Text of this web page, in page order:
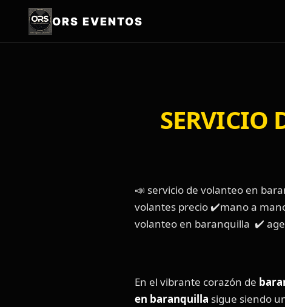
ORS EVENTOS
SERVICIO
📣 servicio de volanteo en
volantes precio ✔️mano a
volanteo en baranquilla ✔️
En el vibrante corazón de
en baranquilla sigue siendo